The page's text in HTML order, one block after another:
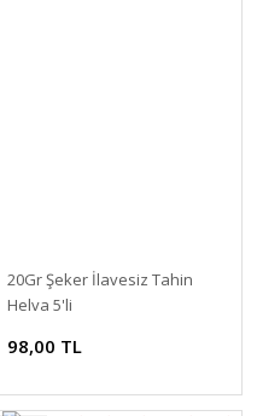
20Gr Şeker İlavesiz Tahin
Helva 5'li
98,00 TL